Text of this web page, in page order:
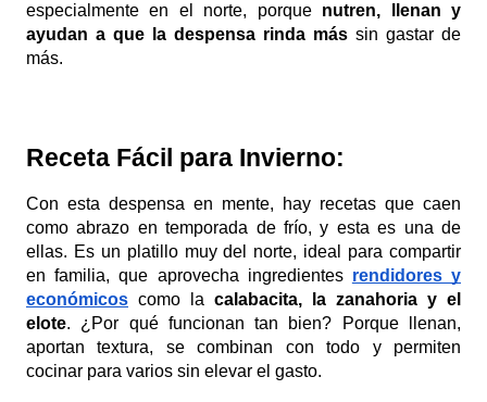
especialmente en el norte, porque nutren, llenan y
ayudan a que la despensa rinda más sin gastar de
más.
Receta Fácil para Invierno:
Con esta despensa en mente, hay recetas que caen
como abrazo en temporada de frío, y esta es una de
ellas. Es un platillo muy del norte, ideal para compartir
en familia, que aprovecha ingredientes rendidores y
económicos como la calabacita, la zanahoria y el
elote. ¿Por qué funcionan tan bien? Porque llenan,
aportan textura, se combinan con todo y permiten
cocinar para varios sin elevar el gasto.